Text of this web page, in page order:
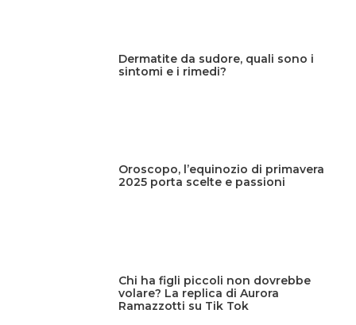
Dermatite da sudore, quali sono i
sintomi e i rimedi?
Oroscopo, l’equinozio di primavera
2025 porta scelte e passioni
Chi ha figli piccoli non dovrebbe
volare? La replica di Aurora
Ramazzotti su Tik Tok